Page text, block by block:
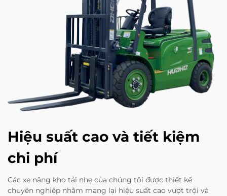
Hiệu suất cao và tiết kiệm
chi phí
Các xe nâng kho tải nhẹ của chúng tôi được thiết kế
chuyên nghiệp nhằm mang lại hiệu suất cao vượt trội và